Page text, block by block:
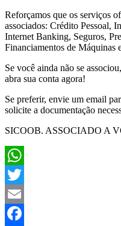
​Reforçamos que os serviços
associados: Crédito​ Pessoal​,
Internet Banking, Seguros,
Financiamentos de Máquinas
​Se você ainda não se
abra sua conta agora!
Se preferir, envie um email
solicite a documentação
SICOOB. ASSOCIADO A
WhatsApp
Twitter
Email